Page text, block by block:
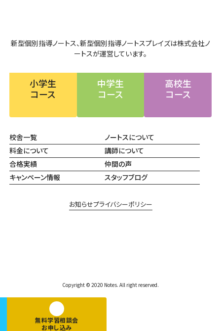
無料学習相談会
お申し込み
新型個別指導ノートス、新型個別指導ノートスプレイズは株式会社ノ
ートスが運営しています。
Copyright © 2020 Notes. All right reserved.
小学生
コース
中学生
コース
高校生
コース
校舎一覧
ノートスについて
料金について
講師について
合格実績
仲間の声
キャンペーン情報
スタッフブログ
お知らせプライバシーポリシー